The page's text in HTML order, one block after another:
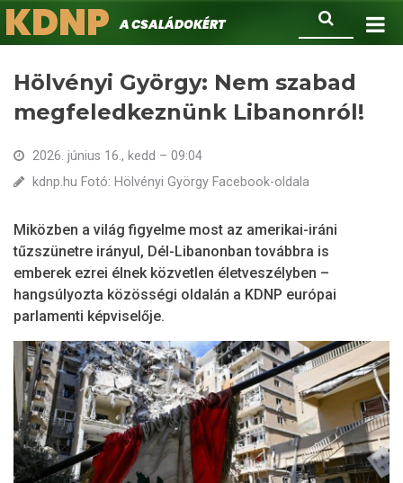
Ugrás
a
Keresés
KDNPA családokért.
Hölvényi György: Nem szabad
megfeledkeznünk Libanonról!
2026. június 16., kedd – 09:04
kdnp.hu Fotó: Hölvényi György Facebook-oldala
Miközben a világ figyelme most az amerikai-iráni
tűzszünetre irányul, Dél-Libanonban továbbra is
emberek ezrei élnek közvetlen életveszélyben –
hangsúlyozta közösségi oldalán a KDNP európai
parlamenti képviselője.